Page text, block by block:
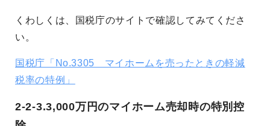
くわしくは、国税庁のサイトで確認してみてくださ
い。
国税庁「No.3305 マイホームを売ったときの軽減
税率の特例」
2-2-3.3,000万円のマイホーム売却時の特別控